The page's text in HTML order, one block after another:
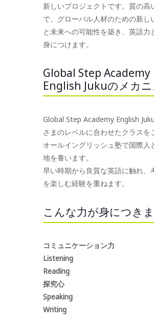
新しいプロジェクトです。質の高
で、グローバル人材のための新し
と未来への可能性を築き、英語力
身につけます。
Global Step Academy
English Jukuのメカ
Global Step Academy English
さまのレベルに合わせたクラスを
オールイングリッシュ塾で国際人
地を養います。
早い時期から良質な英語に触れ、
を楽しむ経験を重ねます。
こんな力が身につき
コミュニケーション力
Listening
Reading
探究心
Speaking
Writing